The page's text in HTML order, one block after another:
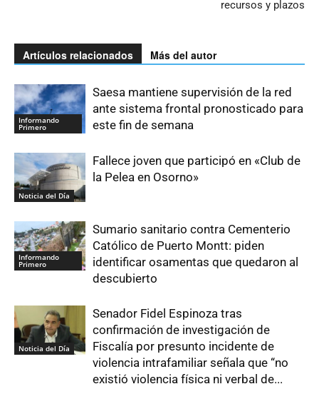
recursos y plazos
Artículos relacionados Más del autor
Informando
Primero
Saesa mantiene supervisión de la red
ante sistema frontal pronosticado para
este fin de semana
Noticia del Día
Fallece joven que participó en «Club de
la Pelea en Osorno»
Informando
Primero
Sumario sanitario contra Cementerio
Católico de Puerto Montt: piden
identificar osamentas que quedaron al
descubierto
Noticia del Día
Senador Fidel Espinoza tras
confirmación de investigación de
Fiscalía por presunto incidente de
violencia intrafamiliar señala que “no
existió violencia física ni verbal de...